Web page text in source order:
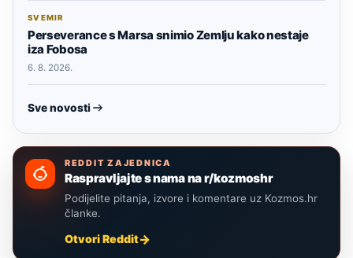
SVEMIR
Perseverance s Marsa snimio Zemlju kako nestaje
iza Fobosa
6. 8. 2026.
Sve novosti
REDDIT ZAJEDNICA
Raspravljajte s nama na r/kozmoshr
Podijelite pitanja, izvore i komentare uz Kozmos.hr
članke.
Otvori Reddit